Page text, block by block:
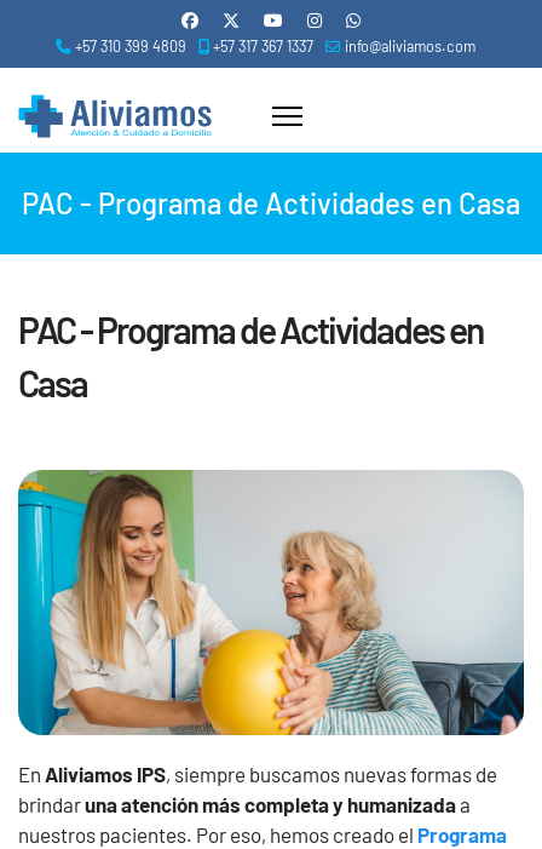
+57 310 399 4809 +57 317 367 1337 info@aliviamos.com
PAC - Programa de Actividades en Casa
PAC - Programa de Actividades en
Casa
En Aliviamos IPS, siempre buscamos nuevas formas de
brindaruna atención más completa y humanizadaa
nuestros pacientes. Por eso, hemos creado el Programa